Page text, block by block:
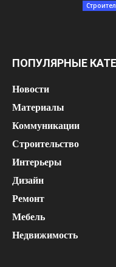
ПОПУЛЯРНЫЕ
Новости
Материалы
Коммуникации
Строительство
Интерьеры
Дизайн
Ремонт
Мебель
Недвижимость